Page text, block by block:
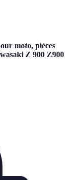
moto, pièces
Z 900 Z900